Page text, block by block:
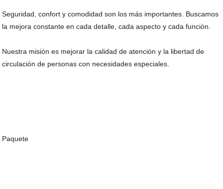
Seguridad, confort y comodidad son los más importantes. Buscamos
la mejora constante en cada detalle, cada aspecto y cada función.
Nuestra misión es mejorar la calidad de atención y la libertad de
circulación de personas con necesidades especiales.
Paquete